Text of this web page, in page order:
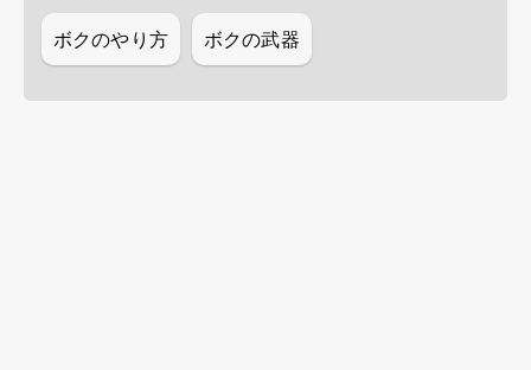
ボクのやり方 ボクの武器